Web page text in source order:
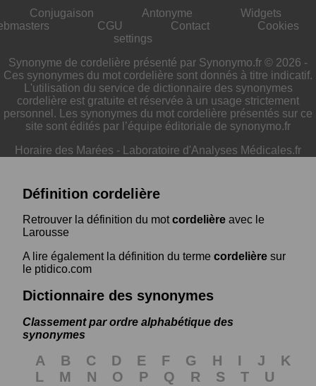
Conjugaison Antonyme
Widgets
CGU Contact
Cookies
settings
Synonyme de cordelière présenté par Synonymo.fr © 2026 -
Ces synonymes du mot cordelière sont donnés à titre indicatif.
L'utilisation du service de dictionnaire des synonymes
cordelière est gratuite et réservée à un usage strictement
personnel. Les synonymes du mot cordelière présentés sur ce
site sont édités par l’équipe éditoriale de synonymo.fr
Horaire des Marées - Laboratoire d'Analyses Médicales.fr
Définition cordelière
Retrouver la définition du motcordelière avec le
Larousse
A lire également la définition du terme cordelière sur
le ptidico.com
Dictionnaire des synonymes
Classement par ordre alphabétique des
synonymes
A B C D E F G H I J
K
L
M N O P Q R S T
U